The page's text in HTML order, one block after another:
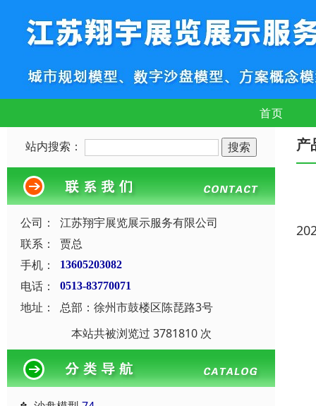
首页
站内搜索：
公司：
江苏翔宇展览展示服务有限公司
联系：
贾总
手机：
13605203082
电话： 0513-83770071
地址：
总部：徐州市鼓楼区陈琵路3号
本站共被浏览过 3781810 次
产